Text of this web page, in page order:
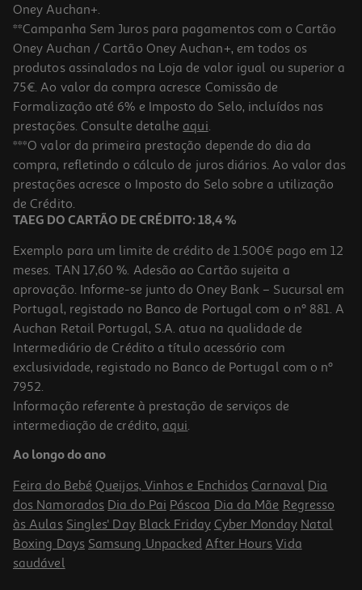
Prato Cartão Actuel Amarelo 23cm Pack 10 Unidades
0.3 €/un
2,99 €
Prato Cartão Actuel Verde 18cm 10 Unidades
0.25 €/un
2,49 €
Oney Auchan+.
**Campanha Sem Juros para pagamentos com o Cartão
Oney Auchan / Cartão Oney Auchan+, em todos os
produtos assinalados na Loja de valor igual ou superior a
75€. Ao valor da compra acresce Comissão de
Formalização até 6% e Imposto do Selo, incluídos nas
prestações. Consulte detalhe aqui.
***O valor da primeira prestação depende do dia da
compra, refletindo o cálculo de juros diários. Ao valor das
prestações acresce o Imposto do Selo sobre a utilização
de Crédito.
TAEG DO CARTÃO DE CRÉDITO: 18,4 %
Exemplo para um limite de crédito de 1.500€ pago em 12
meses. TAN 17,60 %. Adesão ao Cartão sujeita a
aprovação. Informe-se junto do Oney Bank – Sucursal em
Portugal, registado no Banco de Portugal com o nº 881. A
Auchan Retail Portugal, S.A. atua na qualidade de
Intermediário de Crédito a título acessório com
exclusividade, registado no Banco de Portugal com o nº
7952.
Informação referente à prestação de serviços de
intermediação de crédito, aqui.
Ao longo do ano
Feira do Bebé Queijos, Vinhos e Enchidos Carnaval Dia
dos Namorados Dia do Pai Páscoa Dia da Mãe Regresso
às Aulas Singles' Day Black Friday Cyber Monday Natal
Boxing Days Samsung Unpacked After Hours Vida
saudável